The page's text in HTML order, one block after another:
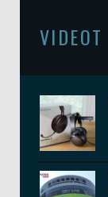
VIDEOT